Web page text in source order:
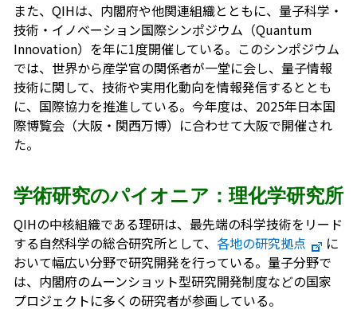
また、QIHは、内閣府や他関連組織とともに、量子科学・
技術・イノベーション国際シンポジウム（Quantum
Innovation）を年に1度開催している。このシンポジウム
では、世界から産学官の関係者が一堂に会し、量子情報
技術に関して、技術や実用化動向を情報発信するととも
に、国際協力を推進している。今年度は、2025年日本国
際博覧会（大阪・関西万博）に合わせて大阪で開催され
た。
学術研究のパイオニア：理化学研究所
QIHの中核組織である理研は、最先端の科学技術をリード
する自然科学の総合研究所として、 各地の研究拠点
に
おいて幅広い分野で研究開発を行っている。量子分野で
は、内閣府のムーンショット型研究開発制度などの国家
プロジェクトに多くの研究者が参画している。